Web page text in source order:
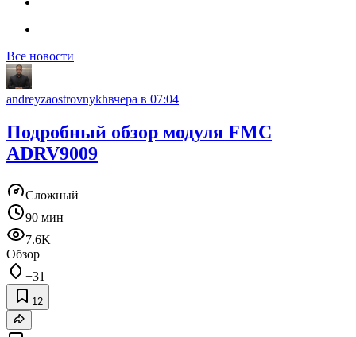
Все новости
andreyzaostrovnykhвчера в 07:04
Подробный обзор модуля FMC
ADRV9009
Сложный
90 мин
7.6K
Обзор
+31
12